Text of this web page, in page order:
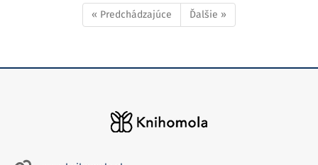
« Predchádzajúce Ďalšie »